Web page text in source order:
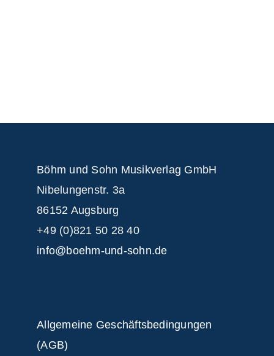
Böhm und Sohn Musikverlag GmbH
Nibelungenstr. 3a
86152 Augsburg
+49 (0)821 50 28 40
info@boehm-und-sohn.de
Allgemeine Geschäftsbedingungen
(AGB)